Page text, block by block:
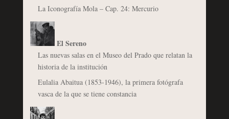
La Iconografía Mola – Cap. 24: Mercurio
El Sereno
Las nuevas salas en el Museo del Prado que relatan la
historia de la institución
Eulalia Abaitua (1853-1946), la primera fotógrafa
vasca de la que se tiene constancia